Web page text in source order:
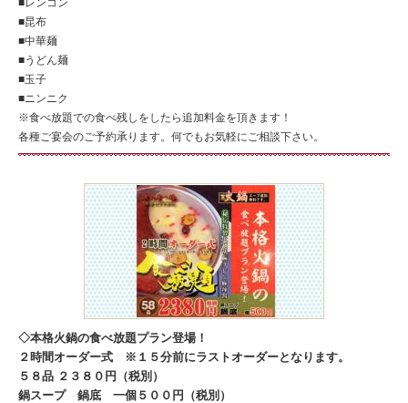
■昆布
■中華麺
■うどん麺
■玉子
■ニンニク
※食べ放題での食べ残しをしたら追加料金を頂きます！
各種ご宴会のご予約承ります。何でもお気軽にご相談下さい。
本格火鍋の食べ放題プラン登場！
２時間オーダー式 ※１５分前にラストオーダーとなります。
５８品 ２３８０円（税別）
鍋スープ 鍋底 一個５００円（税別）